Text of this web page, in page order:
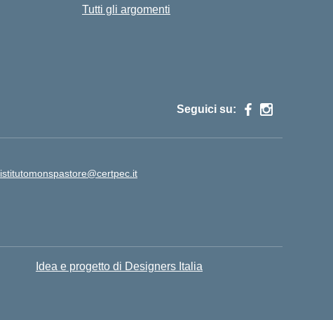
Tutti gli argomenti
Seguici su:
istitutomonspastore@certpec.it
Idea e progetto di Designers Italia